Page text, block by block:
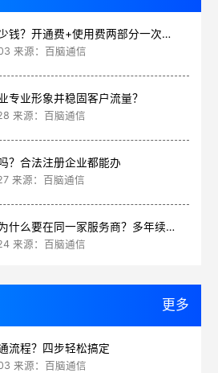
申请400电话需要多少钱？开通费+使用费两部分一次讲清
来源：百脑通信
专业形象并稳固客户流量？
来源：百脑通信
？合法注册企业都能办
来源：百脑通信
400电话新开和续费为什么要在同一家服务商？多年续费更划算
来源：百脑通信
更多
流程？四步轻松搞定
来源：百脑通信